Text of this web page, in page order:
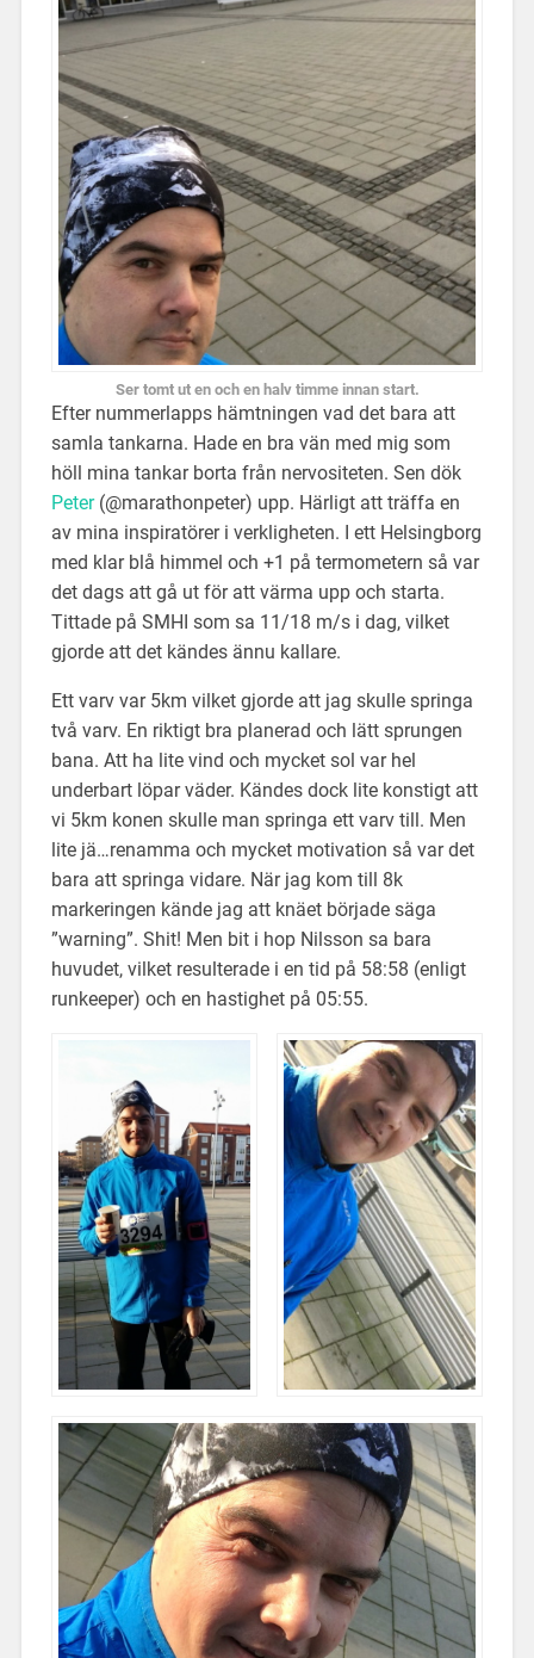
Ser tomt ut en och en halv timme innan start.
Efter nummerlapps hämtningen vad det bara att
samla tankarna. Hade en bra vän med mig som
höll mina tankar borta från nervositeten. Sen dök
Peter(@marathonpeter) upp. Härligt att träffa en
av mina inspiratörer i verkligheten. I ett Helsingborg
med klar blå himmel och +1 på termometern så var
det dags att gå ut för att värma upp och starta.
Tittade på SMHI som sa 11/18 m/s i dag, vilket
gjorde att det kändes ännu kallare.
Ett varv var 5km vilket gjorde att jag skulle springa
två varv. En riktigt bra planerad och lätt sprungen
bana. Att ha lite vind och mycket sol var hel
underbart löpar väder. Kändes dock lite konstigt att
vi 5km konen skulle man springa ett varv till. Men
lite jä…renamma och mycket motivation så var det
bara att springa vidare. När jag kom till 8k
markeringen kände jag att knäet började säga
”warning”. Shit! Men bit i hop Nilsson sa bara
huvudet, vilket resulterade i en tid på 58:58 (enligt
runkeeper) och en hastighet på 05:55.